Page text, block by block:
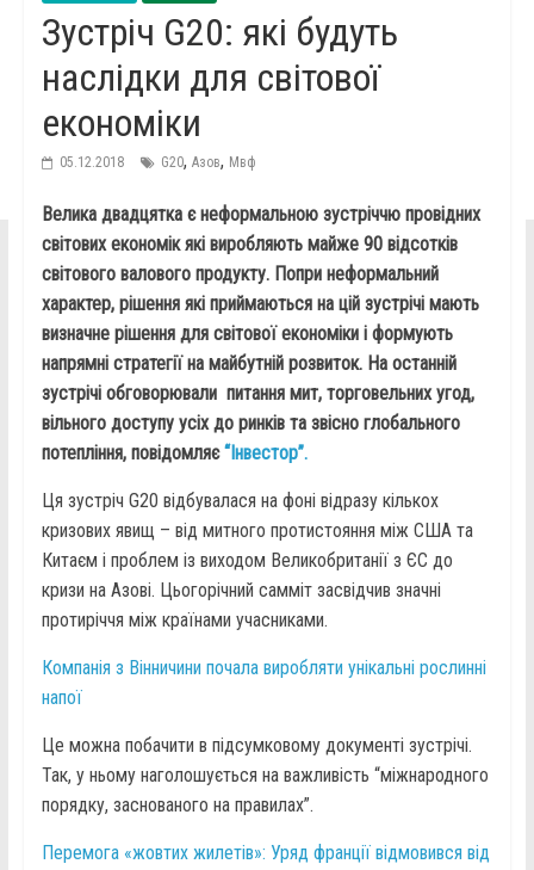
Зустріч G20: які будуть
наслідки для світової
економіки
05.12.2018 G20, Азов, Мвф
Велика двадцятка є неформальною зустріччю провідних
світових економік які виробляють майже 90 відсотків
світового валового продукту. Попри неформальний
характер, рішення які приймаються на цій зустрічі мають
визначне рішення для світової економіки і формують
напрямні стратегії на майбутній розвиток. На останній
зустрічі обговорювали питання мит, торговельних угод,
вільного доступу усіх до ринків та звісно глобального
потепління, повідомляє“Інвестор”.
Ця зустріч G20 відбувалася на фоні відразу кількох
кризових явищ – від митного протистояння між США та
Китаєм і проблем із виходом Великобританії з ЄС до
кризи на Азові. Цьогорічний самміт засвідчив значні
протиріччя між країнами учасниками.
Компанія з Вінничини почала виробляти унікальні рослинні
напої
Це можна побачити в підсумковому документі зустрічі.
Так, у ньому наголошується на важливість “міжнародного
порядку, заснованого на правилах”.
Перемога «жовтих жилетів»: Уряд франції відмовився від